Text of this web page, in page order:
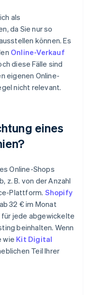
als
da Sie nur so
können. Es
Online-Verkauf
diese Fälle sind
eigenen Online-
nicht relevant.
eines
Online-Shops
z. B. von der Anzahl
Plattform. Shopify
32 € im Monat
für jede abgewickelte
beinhalten. Wenn
wie Kit Digital
Teil Ihrer